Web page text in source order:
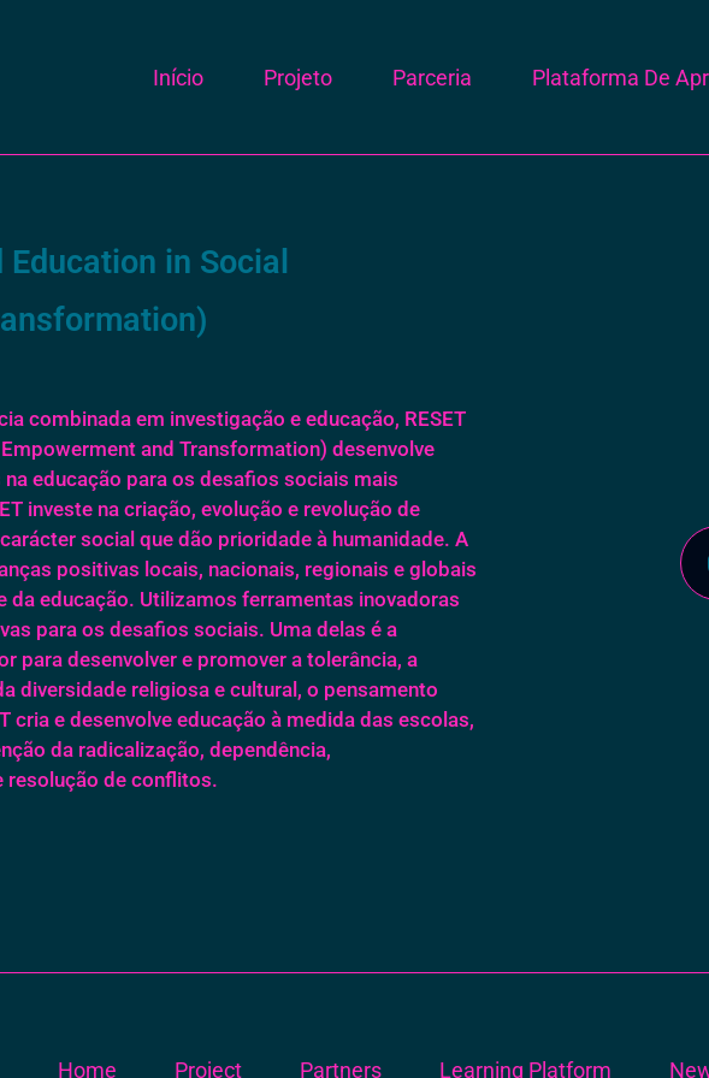
Início Projeto Parceria Plataforma De
Education in Social
combinada em investigação e educação, RESET
and Transformation) desenvolve
educação para os desafios sociais mais
investe na criação, evolução e revolução de
social que dão prioridade à humanidade. A
positivas locais, nacionais, regionais e globais
da educação. Utilizamos ferramentas inovadoras
para os desafios sociais. Uma delas é a
para desenvolver e promover a tolerância, a
diversidade religiosa e cultural, o pensamento
cria e desenvolve educação à medida das escolas,
da radicalização, dependência,
resolução de conflitos.
Home Project Partners Learning Platform